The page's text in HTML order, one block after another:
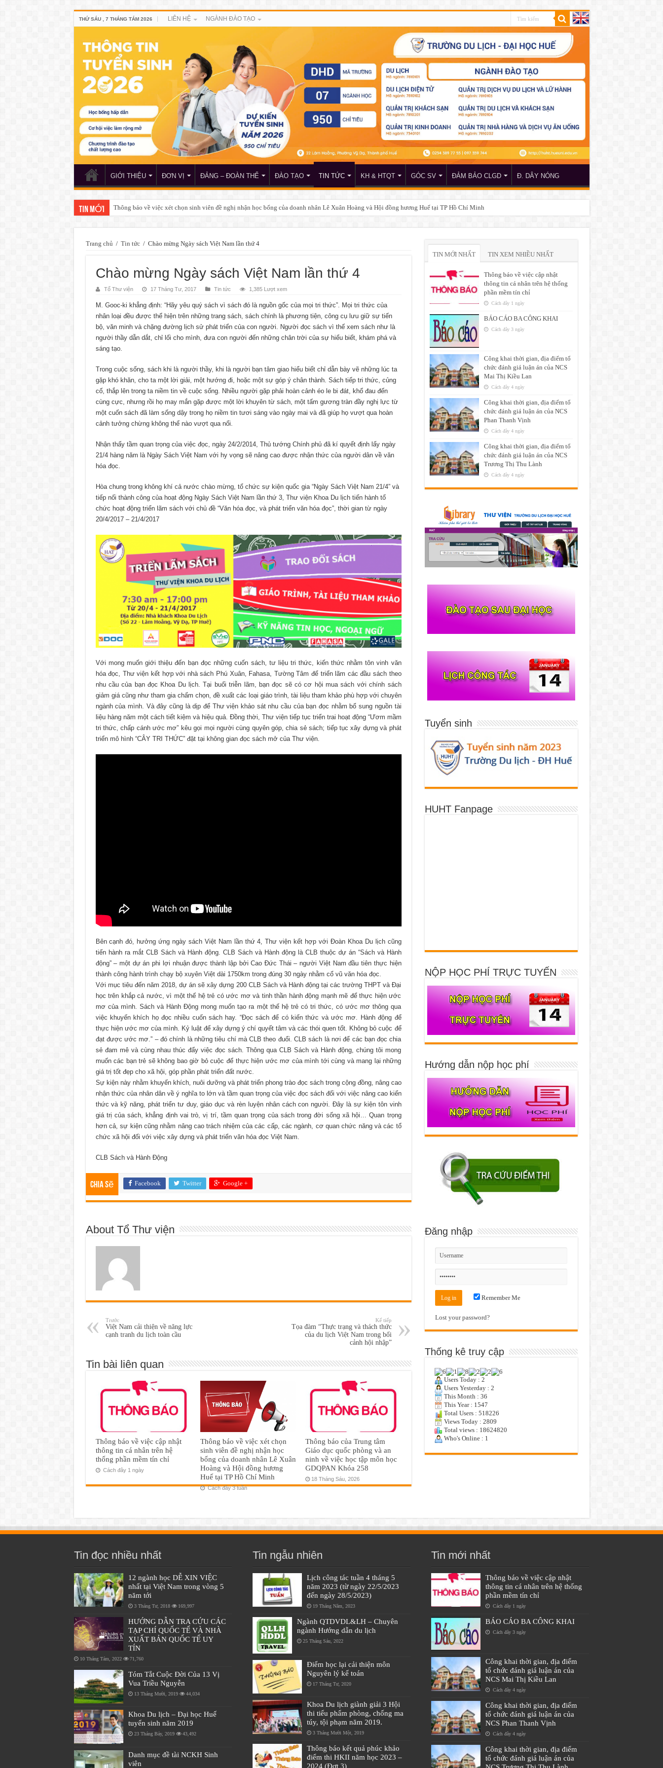
THỨ SÁU , 7 THÁNG TÁM 2026 LIÊN HỆ NGÀNH ĐÀO TẠO
GIỚI THIỆU ĐƠN VỊ ĐẢNG – ĐOÀN THỂ ĐÀO TẠO TIN TỨC KH & HTQT GÓC SV ĐẢM BẢO CLGD Đ. DÂY NÓNG
TIN MỚI Thông báo về việc xét chọn sinh viên đề nghị nhận học bổng của doanh nhân Lê Xuân Hoàng và Hội đồng hương Huế tại TP Hồ Chí Minh
Trang chủ / Tin tức / Chào mừng Ngày sách Việt Nam lần thứ 4
Chào mừng Ngày sách Việt Nam lần thứ 4
Tổ Thư viện 17 Tháng Tư, 2017 Tin tức 1,385 Lượt xem
M. Gooc-ki khẳng định: “Hãy yêu quý sách vì sách đó là nguồn gốc của mọi tri thức”. Mọi tri thức của
nhân loại đều được thể hiện trên những trang sách, sách chính là phương tiện, công cụ lưu giữ sự tiến
bộ, văn minh và chặng đường lịch sử phát triển của con người. Người đọc sách vì thế xem sách như là
người thầy dẫn dắt, chỉ lối cho mình, đưa con người đến những chân trời của sự hiểu biết, khám phá và
sáng tạo.
Trong cuộc sống, sách khi là người thầy, khi là người bạn tâm giao hiểu biết chỉ dẫn bày vẽ những lúc ta
gặp khó khăn, cho ta một lời giải, một hướng đi, hoặc một sự góp ý chân thành. Sách tiếp tri thức, củng
cố, thắp lên trong ta niềm tin về cuộc sống. Nhiều người gặp phải hoàn cảnh éo le bi đát, khổ đau đến
cùng cực, nhưng rồi họ may mắn gặp được một lời khuyên từ sách, một tấm gương tràn đầy nghị lực từ
một cuốn sách đã làm sống dậy trong họ niềm tin tươi sáng vào ngày mai và đã giúp họ vượt qua hoàn
cảnh tưởng chừng không thể nào vượt qua nổi.
Nhận thấy tầm quan trọng của việc đọc, ngày 24/2/2014, Thủ tướng Chính phủ đã kí quyết định lấy ngày
21/4 hàng năm là Ngày Sách Việt Nam với hy vọng sẽ nâng cao được nhận thức của người dân về văn
hóa đọc.
Hòa chung trong không khí cả nước chào mừng, tổ chức sự kiện quốc gia “Ngày Sách Việt Nam 21/4” và
tiếp nối thành công của hoạt động Ngày Sách Việt Nam lần thứ 3, Thư viện Khoa Du lịch tiến hành tổ
chức hoạt động triển lãm sách với chủ đề “Văn hóa đọc, và phát triển văn hóa đọc”, thời gian từ ngày
20/4/2017 – 21/4/2017
Với mong muốn giới thiệu đến bạn đọc những cuốn sách, tư liệu tri thức, kiến thức nhằm tôn vinh văn
hóa đọc, Thư viện kết hợp với nhà sách Phú Xuân, Fahasa, Tường Tâm để triển lãm các đầu sách theo
nhu cầu của bạn đọc Khoa Du lịch. Tại buổi triễn lãm, bạn đọc sẽ có cơ hội mua sách với chính sách
giảm giá cũng như tham gia chấm chọn, đề xuất các loại giáo trình, tài liệu tham khảo phù hợp với chuyên
ngành của mình. Và đây cũng là dịp để Thư viện khảo sát nhu cầu của bạn đọc nhằm bổ sung nguồn tài
liệu hàng năm một cách tiết kiệm và hiệu quả. Đồng thời, Thư viện tiếp tục triển trai hoạt động “Ươm mầm
tri thức, chấp cánh ước mơ” kêu gọi mọi người cùng quyên góp, chia sẻ sách; tiếp tục xây dựng và phát
triển mô hình “CÂY TRI THỨC” đặt tại không gian đọc sách mở của Thư viện.
Bên cạnh đó, hưởng ứng ngày sách Việt Nam lần thứ 4, Thư viện kết hợp với Đoàn Khoa Du lịch cũng
tiến hành ra mắt CLB Sách và Hành động. CLB Sách và Hành động là CLB thuộc dự án “Sách và Hành
động” – một dự án phi lợi nhuận được thành lập bởi Cao Đức Thái – người Việt Nam đầu tiên thực hiện
thành công hành trình chạy bộ xuyên Việt dài 1750km trong đúng 30 ngày nhằm cổ vũ văn hóa đọc.
Với mục tiêu đến năm 2018, dự án sẽ xây dựng 200 CLB Sách và Hành động tại các trường THPT và Đại
học trên khắp cả nước, vì một thế hệ trẻ có ước mơ và tinh thần hành động mạnh mẽ để thực hiện ước
mơ của mình. Sách và Hành Động mong muốn tạo ra một thế hệ trẻ có tri thức, có ước mơ thông qua
việc khuyến khích họ đọc nhiều cuốn sách hay. “Đọc sách để có kiến thức và ước mơ. Hành động để
thực hiện ước mơ của mình. Kỷ luật để xây dựng ý chí quyết tâm và các thói quen tốt. Không bỏ cuộc để
đạt được ước mơ.” – đó chính là những tiêu chí mà CLB theo đuổi. CLB sách là nơi để các bạn đọc chia
sẻ đam mê và cùng nhau thúc đẩy việc đọc sách. Thông qua CLB Sách và Hành động, chúng tôi mong
muốn các bạn trẻ sẽ không bao giờ bỏ cuộc để thực hiện ước mơ của mình tới cùng và mang lại những
giá trị tốt đẹp cho xã hội, góp phần phát triển đất nước.
Sự kiện này nhằm khuyến khích, nuôi dưỡng và phát triển phong trào đọc sách trong cộng đồng, nâng cao
nhận thức của nhân dân về ý nghĩa to lớn và tầm quan trọng của việc đọc sách đối với việc nâng cao kiến
thức và kỹ năng, phát triển tư duy, giáo dục và rèn luyện nhân cách con người. Đây là sự kiện tôn vinh
giá trị của sách, khẳng định vai trò, vị trí, tầm quan trọng của sách trong đời sống xã hội… Quan trọng
hơn cả, sự kiện cũng nhằm nâng cao trách nhiệm của các cấp, các ngành, cơ quan chức năng và các tổ
chức xã hội đối với việc xây dựng và phát triển văn hóa đọc Việt Nam.
CLB Sách và Hành Động
Chia sẽ Facebook Twitter Google +
About Tổ Thư viện
Trước
Việt Nam cải thiện về năng lực
cạnh tranh du lịch toàn cầu
Kế tiếp
Tọa đàm “Thực trạng và thách thức
của du lịch Việt Nam trong bối
cảnh hội nhập”
Tin bài liên quan
Thông báo về việc cập nhật
thông tin cá nhân trên hệ
thống phần mềm tín chỉ
Cách đây 1 ngày
Thông báo về việc xét chọn
sinh viên đề nghị nhận học
bổng của doanh nhân Lê Xuân
Hoàng và Hội đồng hương
Huế tại TP Hồ Chí Minh
Cách đây 3 tuần
Thông báo của Trung tâm
Giáo dục quốc phòng và an
ninh về việc học tập môn học
GDQPAN Khóa 258
18 Tháng Sáu, 2026
TIN MỚI NHẤT TIN XEM NHIỀU NHẤT
Thông báo về việc cập nhật
thông tin cá nhân trên hệ thống
phần mềm tín chỉ
Cách đây 1 ngày
BÁO CÁO BA CÔNG KHAI
Cách đây 3 ngày
Công khai thời gian, địa điểm tổ
chức đánh giá luận án của NCS
Mai Thị Kiều Lan
Cách đây 4 ngày
Công khai thời gian, địa điểm tổ
chức đánh giá luận án của NCS
Phan Thanh Vịnh
Cách đây 4 ngày
Công khai thời gian, địa điểm tổ
chức đánh giá luận án của NCS
Trương Thị Thu Lành
Cách đây 4 ngày
Tuyển sinh
HUHT Fanpage
NỘP HỌC PHÍ TRỰC TUYẾN
Hướng dẫn nộp học phí
Đăng nhập
Remember Me
Lost your password?
Thống kê truy cập
Users Today : 2
Users Yesterday : 2
This Month : 36
This Year : 1547
Total Users : 518226
Views Today : 2809
Total views : 18624820
Who's Online : 1
Tin đọc nhiều nhất
12 ngành học DỄ XIN VIỆC
nhất tại Việt Nam trong vòng 5
năm tới
3 Tháng Tư, 2018 169,997
HƯỚNG DẪN TRA CỨU CÁC
TẠP CHÍ QUỐC TẾ VÀ NHÀ
XUẤT BẢN QUỐC TẾ UY
TÍN
10 Tháng Tám, 2022 71,760
Tóm Tắt Cuộc Đời Của 13 Vị
Vua Triều Nguyễn
13 Tháng Mười, 2019 44,034
Khoa Du lịch – Đại học Huế
tuyển sinh năm 2019
23 Tháng Bảy, 2019 43,492
Danh mục đề tài NCKH Sinh
viên
Tin ngẫu nhiên
Lịch công tác tuần 4 tháng 5
năm 2023 (từ ngày 22/5/2023
đến ngày 28/5/2023)
19 Tháng Năm, 2023
Ngành QTDVDL&LH – Chuyên
ngành Hướng dẫn du lịch
25 Tháng Sáu, 2022
Điểm học lại cải thiện môn
Nguyên lý kế toán
17 Tháng Tư, 2020
Khoa Du lịch giành giải 3 Hội
thi tiểu phẩm phòng, chống ma
túy, tội phạm năm 2019.
3 Tháng Mười Một, 2019
Thông báo kết quả phúc khảo
điểm thi HKII năm học 2023 –
2024 (Đợt 3)
Tin mới nhất
Thông báo về việc cập nhật
thông tin cá nhân trên hệ thống
phần mềm tín chỉ
Cách đây 1 ngày
BÁO CÁO BA CÔNG KHAI
Cách đây 3 ngày
Công khai thời gian, địa điểm
tổ chức đánh giá luận án của
NCS Mai Thị Kiều Lan
Cách đây 4 ngày
Công khai thời gian, địa điểm
tổ chức đánh giá luận án của
NCS Phan Thanh Vịnh
Cách đây 4 ngày
Công khai thời gian, địa điểm
tổ chức đánh giá luận án của